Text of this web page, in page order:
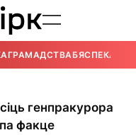
ГРАМАДСТВАБЯСПЕКА
генпракурора
па факце